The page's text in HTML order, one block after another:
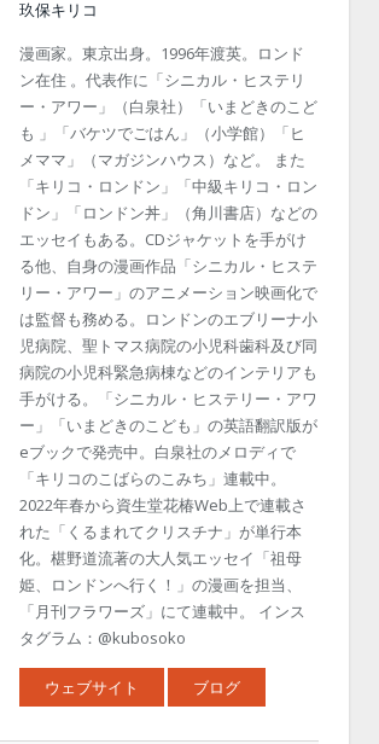
玖保キリコ
漫画家。東京出身。1996年渡英。ロンド
ン在住 。代表作に「シニカル・ヒステリ
ー・アワー」（白泉社）「いまどきのこど
も 」「バケツでごはん」（小学館）「ヒ
メママ」（マガジンハウス）など。 また
「キリコ・ロンドン」「中級キリコ・ロン
ドン」「ロンドン丼」（角川書店）などの
エッセイもある。CDジャケットを手がけ
る他、自身の漫画作品「シニカル・ヒステ
リー・アワー」のアニメーション映画化で
は監督も務める。ロンドンのエブリーナ小
児病院、聖トマス病院の小児科歯科及び同
病院の小児科緊急病棟などのインテリアも
手がける。「シニカル・ヒステリー・アワ
ー」「いまどきのこども」の英語翻訳版が
eブックで発売中。白泉社のメロディで
「キリコのこばらのこみち」連載中。
2022年春から資生堂花椿Web上で連載さ
れた「くるまれてクリスチナ」が単行本
化。椹野道流著の大人気エッセイ「祖母
姫、ロンドンへ行く！」の漫画を担当、
「月刊フラワーズ」にて連載中。 インス
タグラム：@kubosoko
ウェブサイト ブログ